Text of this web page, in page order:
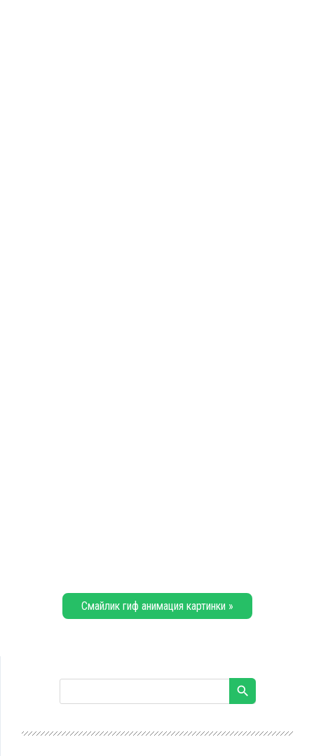
Смайлик гиф анимация картинки »